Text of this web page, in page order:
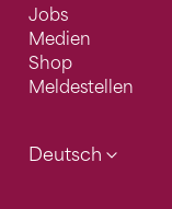
Jobs
Medien
Shop
Meldestellen
Deutsch